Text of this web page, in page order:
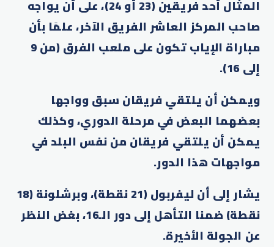
المثال أحد فريقين (23 أو 24)، على أن يواجه
صاحب المركز العاشر الفريق الآخر، علمًا بأن
مباراة الإياب تكون على ملعب الفرق (من 9
إلى 16).
ويمكن أن يلتقي فريقان سبق وواجها
بعضهما البعض في مرحلة الدوري، وكذلك
يمكن أن يلتقي فريقان من نفس البلد في
مواجهات هذا الدور.
يشار إلى أن ليفربول (21 نقطة)، وبرشلونة (18
نقطة) ضمنا التأهل إلى دور الـ16، بغض النظر
عن الجولة الأخيرة.